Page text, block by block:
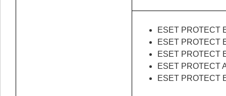
ESET PROTECT
ESET PROTECT
ESET PROTECT
ESET PROTECT
ESET PROTECT